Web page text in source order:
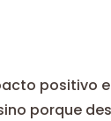
positivo
porque